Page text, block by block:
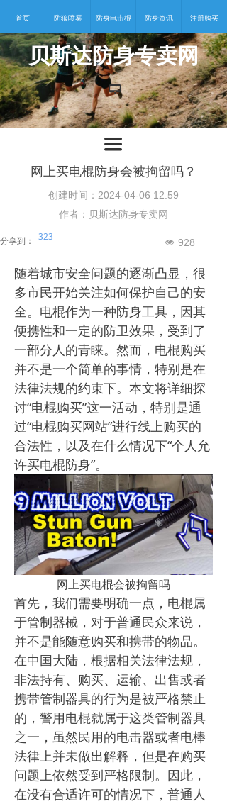
贝斯达防身专卖网
首页 防狼喷雾 防身电击棍 防身资讯 注册购买
넡
网上买电棍防身会被拘留吗？
随着城市安全问题的逐渐凸显，很
多市民开始关注如何保护自己的安
全。电棍作为一种防身工具，因其
便携性和一定的防卫效果，受到了
一部分人的青睐。然而，电棍购买
并不是一个简单的事情，特别是在
法律法规的约束下。本文将详细探
讨“电棍购买”这一活动，特别是通
过“电棍购买网站”进行线上购买的
合法性，以及在什么情况下“个人允
许买电棍防身”。
网上买电棍会被拘留吗
首先，我们需要明确一点，电棍属
于管制器械，对于普通民众来说，
并不是能随意购买和携带的物品。
在中国大陆，根据相关法律法规，
非法持有、购买、运输、出售或者
携带管制器具的行为是被严格禁止
的，警用电棍就属于这类管制器具
之一，虽然民用的电击器或者电棒
法律上并未做出解释，但是在购买
问题上依然受到严格限制。因此，
在没有合适许可的情况下，普通人
넶 928
分享到： 323
创建时间： 2024-04-06 12:59
作者：贝斯达防身专卖网
끀